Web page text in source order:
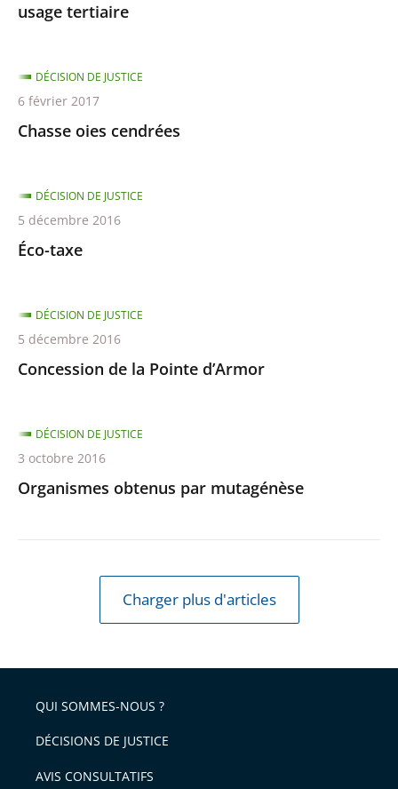
usage tertiaire
Chasse oies cendrées
DÉCISION DE JUSTICE
6 février 2017
Éco-taxe
DÉCISION DE JUSTICE
5 décembre 2016
Concession de la Pointe d’Armor
DÉCISION DE JUSTICE
5 décembre 2016
Organismes obtenus par mutagénèse
DÉCISION DE JUSTICE
3 octobre 2016
Charger plus d'articles
QUI SOMMES-NOUS ?
DÉCISIONS DE JUSTICE
AVIS CONSULTATIFS